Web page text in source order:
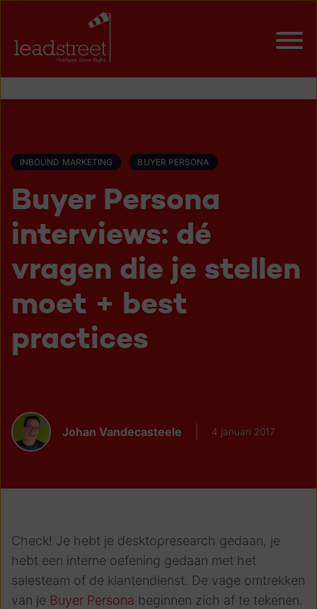
INBOUND MARKETING BUYER PERSONA
Buyer Persona
interviews: dé
vragen die je stellen
moet + best
practices
Johan Vandecasteele 4 januari 2017
Check! Je hebt je desktopresearch gedaan, je
hebt een interne oefening gedaan met het
salesteam of de klantendienst. De vage omtrekken
van je Buyer Persona beginnen zich af te tekenen.